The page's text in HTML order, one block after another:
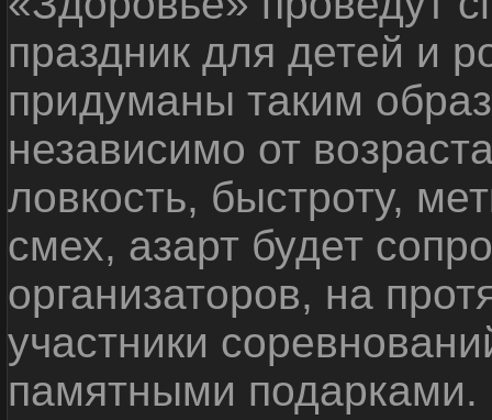
праздник для детей и
придуманы таким
независимо от
ловкость, быстроту,
смех, азарт будет
организаторов, на
участники
памятными подарками.